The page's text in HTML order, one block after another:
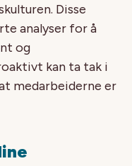
Disse
analyser for å
og
kan ta tak i
medarbeiderne er